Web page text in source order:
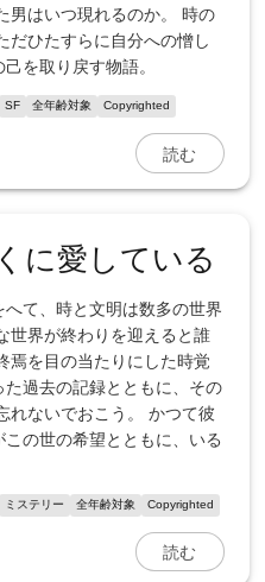
男はいつ現れるのか。 時の
だひたすらに自分への憎し
を取り戻す物語。
SF 全年齢対象 Copyrighted
読む
に愛している
て、時と文明は数多の世界
世界が終わりを迎えると誰
焉を目の当たりにした時覚
過去の記録とともに、その
れないでおこう。 かつて彼
の世の希望とともに、いる
ミステリー 全年齢対象 Copyrighted
読む